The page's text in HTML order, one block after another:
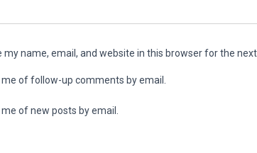
my name, email, and website in this browser for the
of follow-up comments by email.
of new posts by email.